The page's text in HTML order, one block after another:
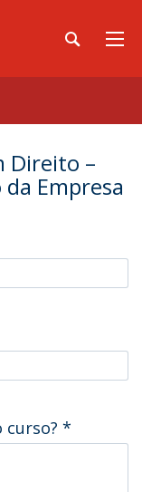
Direito –
Empresa
curso? *